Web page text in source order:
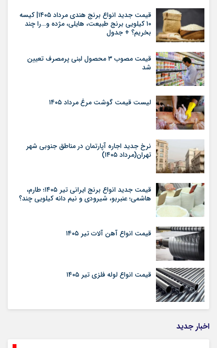
قیمت جدید انواع برنج هندی مرداد ۱۴۰۵| کیسه
۱۰ کیلویی برنج طبیعت، هایلی، مژده و…را چند
بخریم؟ + جدول
قیمت مصوب ۳ محصول لبنی پرمصرف تعیین
شد
لیست قیمت گوشت مرغ مرداد ۱۴۰۵
نرخ جدید اجاره آپارتمان در مناطق جنوبی شهر
تهران(مرداد ۱۴۰۵)
قیمت جدید انواع برنج ایرانی تیر ۱۴۰۵؛ طارم،
هاشمی؛ عنبربو، شیرودی و نیم دانه کیلویی چند؟
قیمت انواع آهن آلات تیر ۱۴۰۵
قیمت انواع لوله فلزی تیر ۱۴۰۵
اخبار جدید